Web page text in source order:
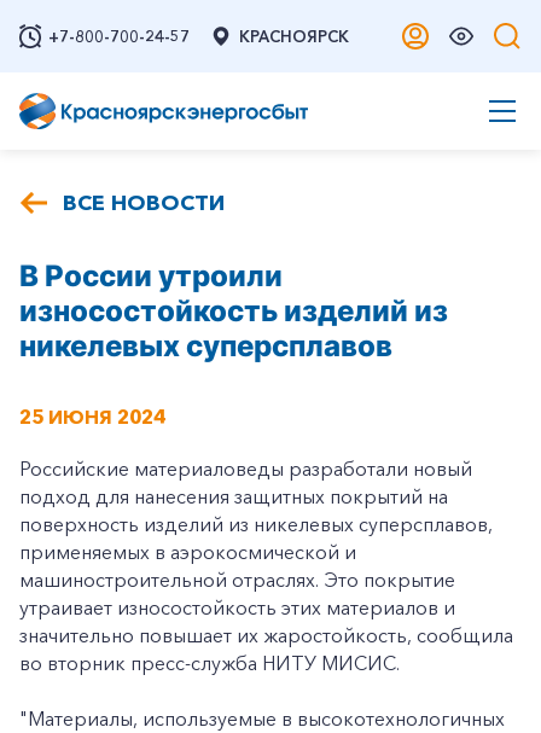
+7-800-700-24-57 КРАСНОЯРСК
ВСЕ НОВОСТИ
В России утроили
износостойкость изделий из
никелевых суперсплавов
25 ИЮНЯ 2024
Российские материаловеды разработали новый
подход для нанесения защитных покрытий на
поверхность изделий из никелевых суперсплавов,
применяемых в аэрокосмической и
машиностроительной отраслях. Это покрытие
утраивает износостойкость этих материалов и
значительно повышает их жаростойкость, сообщила
во вторник пресс-служба НИТУ МИСИС.
"Материалы, используемые в высокотехнологичных